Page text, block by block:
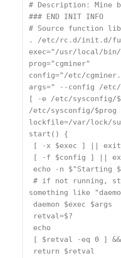
# Description: Mine
### END INIT INFO
# Source function
. /etc/rc.d/init.d/
exec="/usr/local/bin/
prog="cgminer"
config="/etc/
args=" --config /etc/
[ -e /etc/sysconfig/
/etc/sysconfig/$prog
lockfile=/var/lock/
start() {
[ -x $exec ] ||
[ -f $config ] ||
echo -n $"Starting
something like
daemon $exec $args
retval=$?
echo
[ $retval -eq 0 ]
return $retval